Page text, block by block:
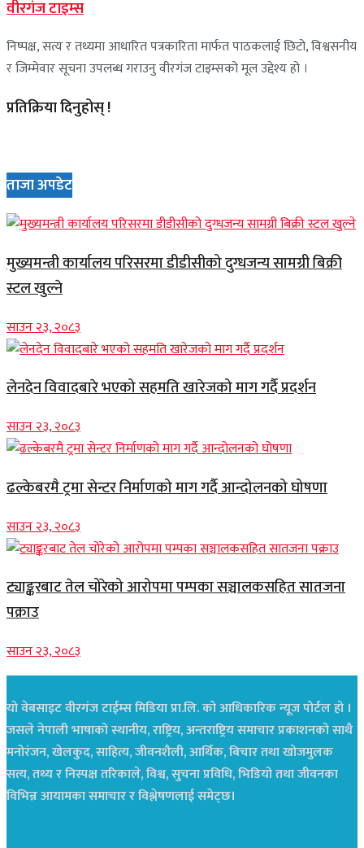
वीरगंज टाइम्स
निष्पक्ष, सत्य र तथ्यमा आधारित पत्रकारिता मार्फत पाठकलाई छिटो, विश्वसनीय
र जिम्मेवार सूचना उपलब्ध गराउनु वीरगंज टाइम्सको मूल उद्देश्य हो ।
प्रतिक्रिया दिनुहोस् !
ताजा अपडेट
मुख्यमन्त्री कार्यालय परिसरमा डीडीसीको दुग्धजन्य सामग्री बिक्री
स्टल खुल्ने
साउन २३, २०८३
लेनदेन विवादबारे भएको सहमति खारेजको माग गर्दै प्रदर्शन
साउन २३, २०८३
ढल्केबरमै ट्रमा सेन्टर निर्माणको माग गर्दै आन्दोलनको घोषणा
साउन २३, २०८३
ट्याङ्करबाट तेल चोरेको आरोपमा पम्पका सञ्चालकसहित सातजना
पक्राउ
साउन २३, २०८३
यो वेबसाइट वीरगंज टाईम्स मिडिया प्रा.लि. को आधिकारिक न्यूज पोर्टल हो ।
जसले नेपाली भाषाको स्थानीय, राष्ट्रिय, अन्तराष्ट्रिय समाचार प्रकाशनको साथै
मनोरंजन, खेलकुद, साहित्य, जीवनशैली, आर्थिक, बिचार तथा खोजमुलक
सत्य, तथ्य र निस्पक्ष तरिकाले, विश्व, सुचना प्रविधि, भिडियो तथा जीवनका
विभिन्न आयामका समाचार र विश्लेषणलाई समेट्छ।